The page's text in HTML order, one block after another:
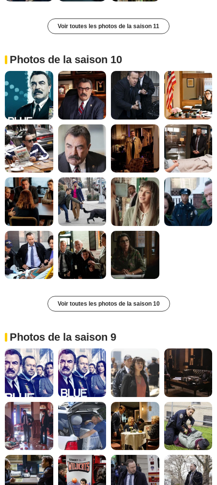
Voir toutes les photos de la saison 11
Photos de la saison 10
Voir toutes les photos de la saison 10
Photos de la saison 9